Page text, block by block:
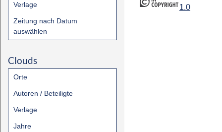
Verlage
Zeitung nach Datum
auswählen
Clouds
Orte
Autoren / Beteiligte
Verlage
Jahre
1.0